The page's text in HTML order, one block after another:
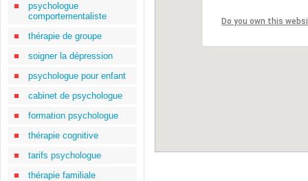
psychologue
comportementaliste
thérapie de groupe
soigner la dépression
psychologue pour enfant
cabinet de psychologue
formation psychologue
thérapie cognitive
tarifs psychologue
thérapie familiale
Do you own this